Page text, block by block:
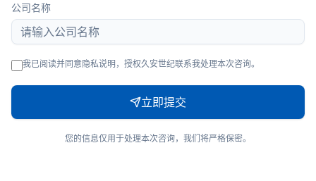
公司名称
我已阅读并同意隐私说明，授权久安世纪联系我处理本次咨询。
立即提交
您的信息仅用于处理本次咨询，我们将严格保密。